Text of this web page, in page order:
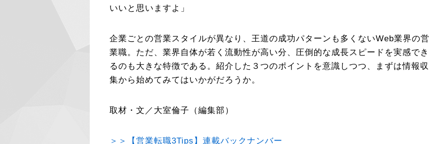
いいと思いますよ」
企業ごとの営業スタイルが異なり、王道の成功パターンも多くないWeb業界の営
業職。ただ、業界自体が若く流動性が高い分、圧倒的な成長スピードを実感でき
るのも大きな特徴である。紹介した３つのポイントを意識しつつ、まずは情報収
集から始めてみてはいかがだろうか。
取材・文／大室倫子（編集部）
＞＞【営業転職3Tips】連載バックナンバー